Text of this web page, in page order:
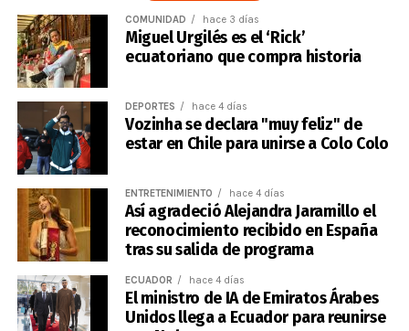
COMUNIDAD hace 3 días
Miguel Urgilés es el ‘Rick’
ecuatoriano que compra historia
DEPORTES hace 4 días
Vozinha se declara "muy feliz" de
estar en Chile para unirse a Colo Colo
ENTRETENIMIENTO hace 4 días
Así agradeció Alejandra Jaramillo el
reconocimiento recibido en España
tras su salida de programa
ECUADOR hace 4 días
El ministro de IA de Emiratos Árabes
Unidos llega a Ecuador para reunirse